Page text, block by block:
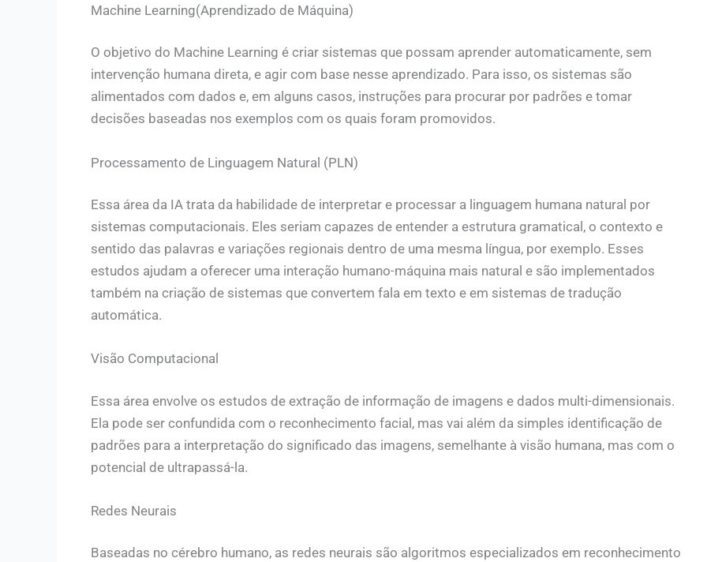
Machine Learning(Aprendizado de Máquina)
O objetivo do Machine Learning é criar sistemas que possam aprender automaticamente, sem
intervenção humana direta, e agir com base nesse aprendizado. Para isso, os sistemas são
alimentados com dados e, em alguns casos, instruções para procurar por padrões e tomar
decisões baseadas nos exemplos com os quais foram promovidos.
Processamento de Linguagem Natural (PLN)
Essa área da IA trata da habilidade de interpretar e processar a linguagem humana natural por
sistemas computacionais. Eles seriam capazes de entender a estrutura gramatical, o contexto e
sentido das palavras e variações regionais dentro de uma mesma língua, por exemplo. Esses
estudos ajudam a oferecer uma interação humano-máquina mais natural e são implementados
também na criação de sistemas que convertem fala em texto e em sistemas de tradução
automática.
Visão Computacional
Essa área envolve os estudos de extração de informação de imagens e dados multi-dimensionais.
Ela pode ser confundida com o reconhecimento facial, mas vai além da simples identificação de
padrões para a interpretação do significado das imagens, semelhante à visão humana, mas com o
potencial de ultrapassá-la.
Redes Neurais
Baseadas no cérebro humano, as redes neurais são algoritmos especializados em reconhecimento